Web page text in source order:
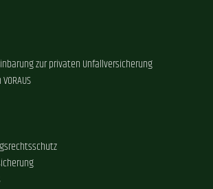
zur privaten Unfallversicherung